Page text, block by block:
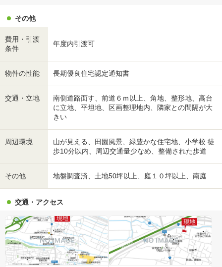
その他
費用・引渡
条件
年度内引渡可
物件の性能 長期優良住宅認定通知書
交通・立地
南側道路面す、前道６ｍ以上、角地、整形地、高台
に立地、平坦地、区画整理地内、隣家との間隔が大
きい
周辺環境
山が見える、田園風景、緑豊かな住宅地、小学校 徒
歩10分以内、周辺交通量少なめ、整備された歩道
その他 地盤調査済、土地50坪以上、庭１０坪以上、南庭
交通・アクセス